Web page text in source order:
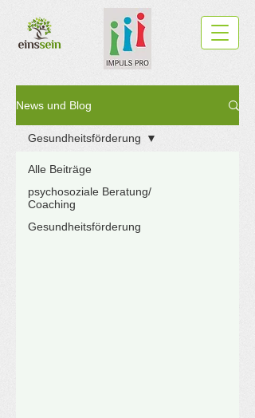
News und Blog
Alle Beiträge
psychosoziale Beratung/
Coaching
Gesundheitsförderung
Gesundheitsförderung